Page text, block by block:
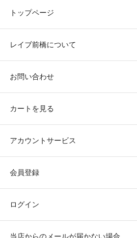
トップページ
レイブ前橋について
お問い合わせ
カートを見る
アカウントサービス
会員登録
ログイン
当店からのメールが届かない場合